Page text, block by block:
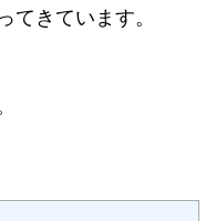
てきています。